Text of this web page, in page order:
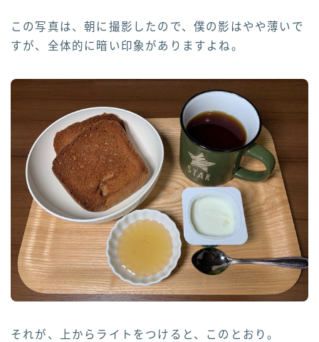
この写真は、朝に撮影したので、僕の影はやや薄いで
すが、全体的に暗い印象がありますよね。
それが、上からライトをつけると、このとおり。